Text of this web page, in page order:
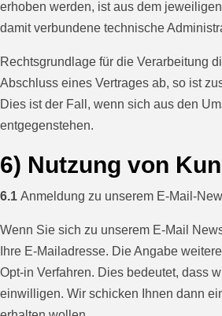
erhoben werden, ist aus dem
damit verbundene technische
Rechtsgrundlage für die Verarbeitung
Abschluss eines Vertrages ab, so ist
Dies ist der Fall, wenn sich aus den
entgegenstehen.
6) Nutzung von
6.1 Anmeldung zu unserem E-Mail-
Wenn Sie sich zu unserem E-Mail
Ihre E-Mailadresse. Die Angabe
Opt-in Verfahren. Dies bedeutet, dass
einwilligen. Wir schicken Ihnen dann